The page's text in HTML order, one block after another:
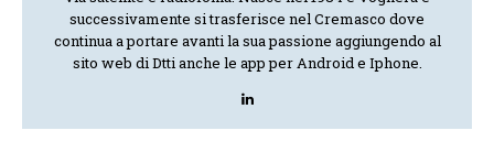
successivamente si trasferisce nel Cremasco dove
continua a portare avanti la sua passione aggiungendo al
sito web di Dtti anche le app per Android e Iphone.